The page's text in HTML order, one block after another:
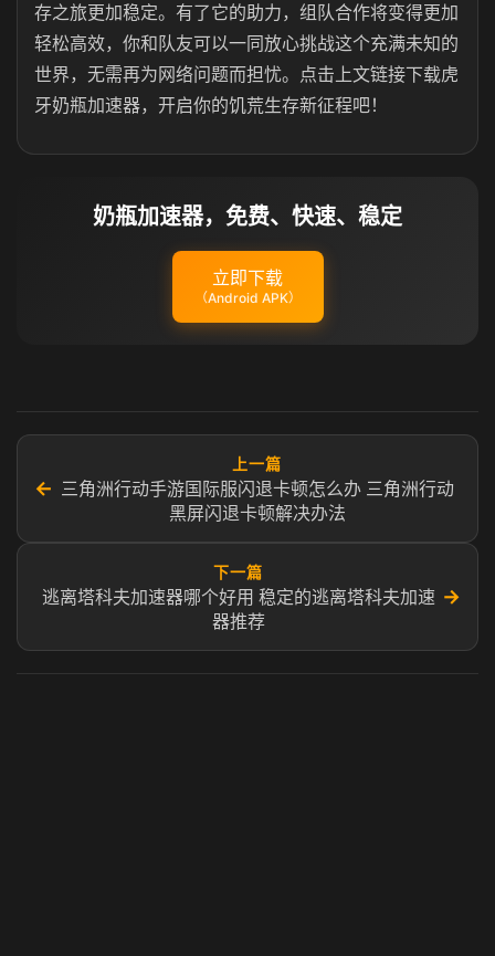
存之旅更加稳定。有了它的助力，组队合作将变得更加
轻松高效，你和队友可以一同放心挑战这个充满未知的
世界，无需再为网络问题而担忧。点击上文链接下载虎
牙奶瓶加速器，开启你的饥荒生存新征程吧！
奶瓶加速器，免费、快速、稳定
立即下载
（Android APK）
←
上一篇
三角洲行动手游国际服闪退卡顿怎么办 三角洲行动
黑屏闪退卡顿解决办法
下一篇
逃离塔科夫加速器哪个好用 稳定的逃离塔科夫加速
器推荐
→